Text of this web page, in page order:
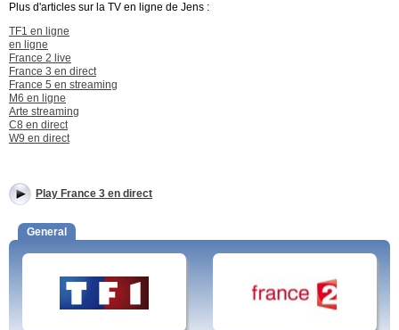
Plus d'articles sur la TV en ligne de Jens :
TF1 en ligne
en ligne
France 2 live
France 3 en direct
France 5 en streaming
M6 en ligne
Arte streaming
C8 en direct
W9 en direct
Play France 3 en direct
General